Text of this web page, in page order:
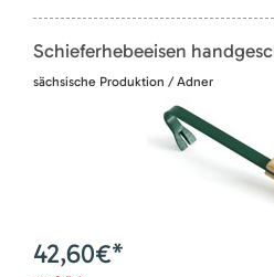
Schieferhebeeisen
sächsische Produktion / Adner
42,60€*